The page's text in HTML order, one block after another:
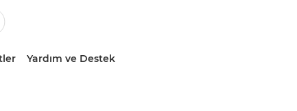
Yardım ve Destek